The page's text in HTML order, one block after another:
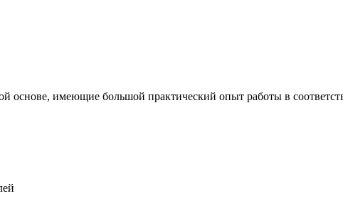
имеющие большой практический опыт работы в